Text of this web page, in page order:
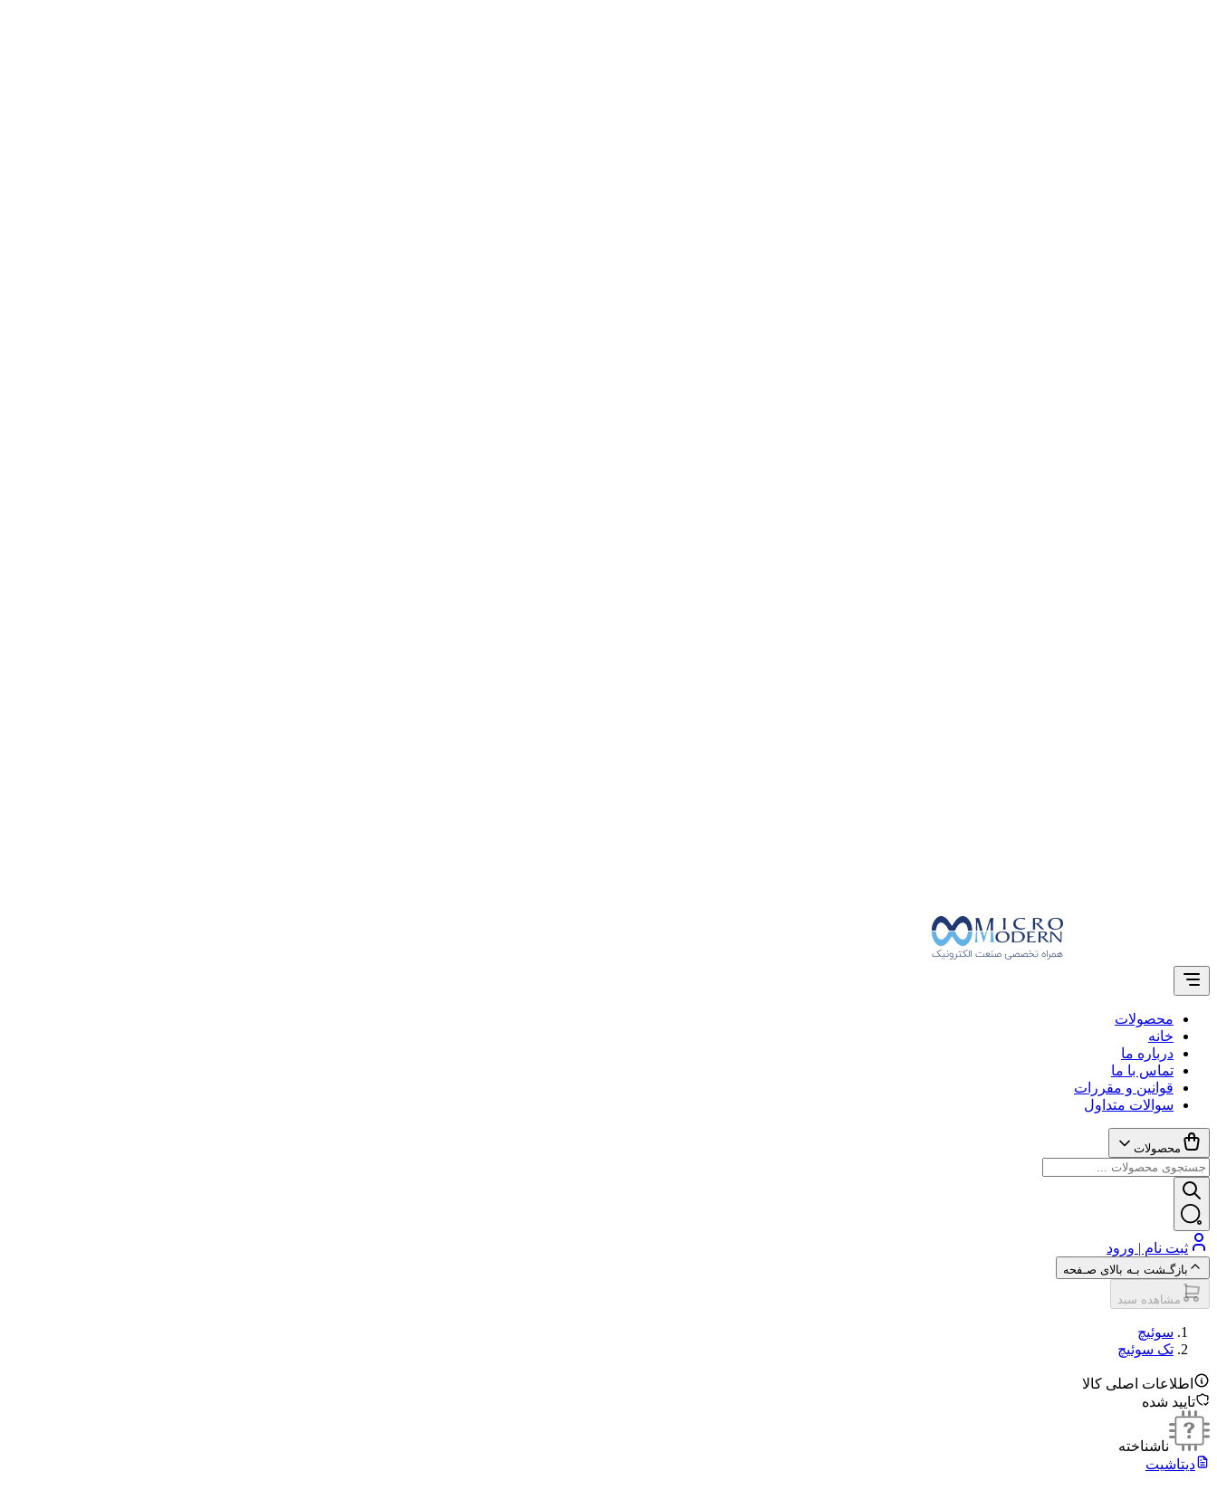
محصولات
خانه
درباره ما
تماس با ما
قوانین و مقررات
سوالات متداول
محصولات
ثبت نام | ورود
بازگـشت بـه بالای صـفحه
مشاهده سبد
سوئیچ
تک سوئیچ
اطلاعات اصلی کالا
تایید شده
ناشناخته
دیتاشیت